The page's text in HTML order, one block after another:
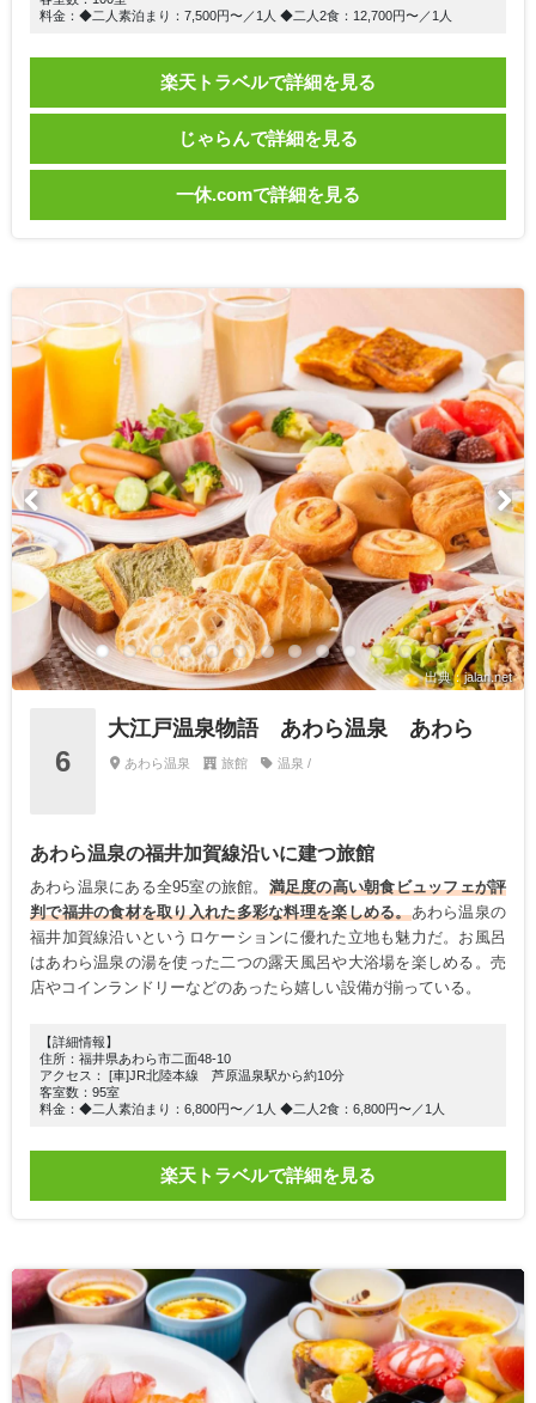
料金：◆二人素泊まり：7,500円〜／1人 ◆二人2食：12,700円〜／1人
楽天トラベルで詳細を見る
じゃらんで詳細を見る
一休.comで詳細を見る
出典：jalan.net
6
大江戸温泉物語 あわら温泉 あわら
あわら温泉 旅館 温泉 /
あわら温泉の福井加賀線沿いに建つ旅館
あわら温泉にある全95室の旅館。 満足度の高い朝食ビュッフェが評
判で福井の食材を取り入れた多彩な料理を楽しめる。あわら温泉の
福井加賀線沿いというロケーションに優れた立地も魅力だ。お風呂
はあわら温泉の湯を使った二つの露天風呂や大浴場を楽しめる。売
店やコインランドリーなどのあったら嬉しい設備が揃っている。
【詳細情報】
住所：福井県あわら市二面48-10
アクセス： [車]JR北陸本線 芦原温泉駅から約10分
客室数：95室
料金：◆二人素泊まり：6,800円〜／1人 ◆二人2食：6,800円〜／1人
楽天トラベルで詳細を見る